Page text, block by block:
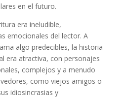
en el futuro.
era ineludible,
emocionales del lector. A
algo predecibles, la historia
era atractiva, con personajes
complejos y a menudo
como viejos amigos o
idiosincrasias y